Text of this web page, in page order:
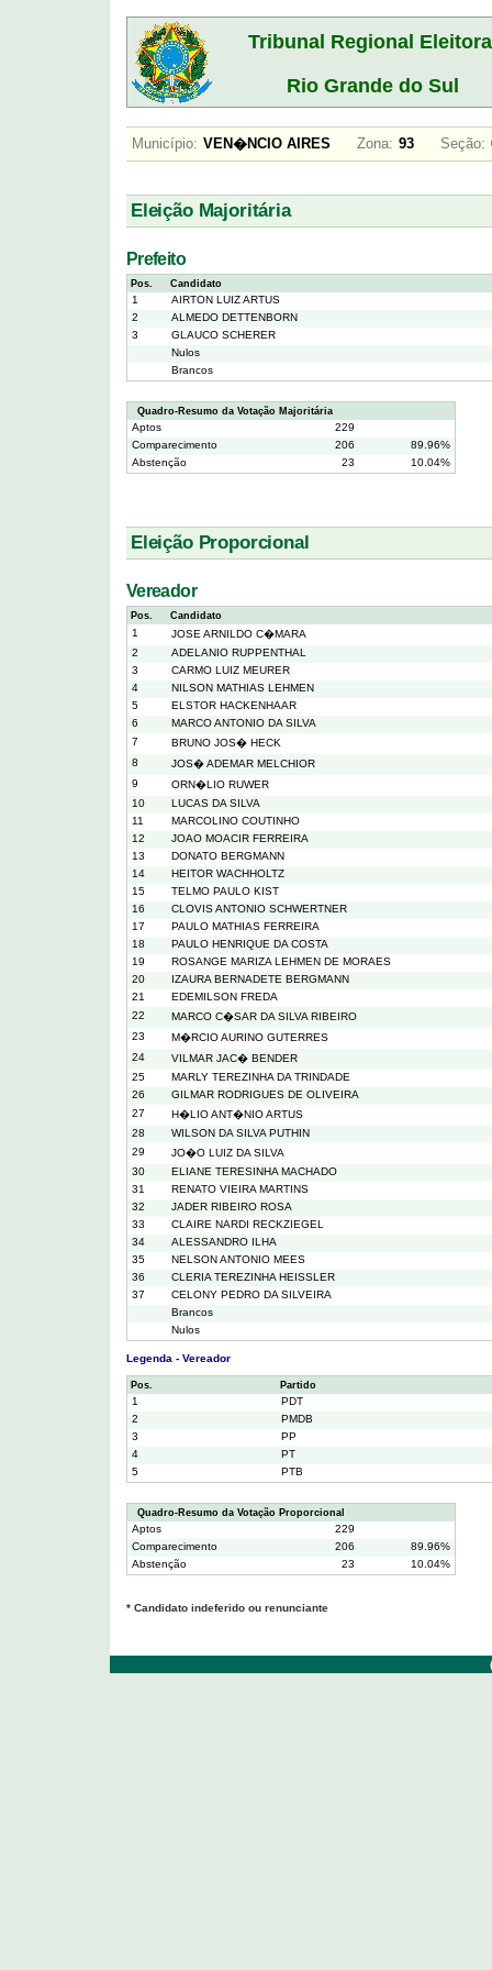
Tribunal Regional
Rio Grande do Sul
Município: VEN�NCIO AIRES Zona: 93 Seção:
Eleição Majoritária
Prefeito
Pos. Candidato
1
AIRTON LUIZ ARTUS
2
ALMEDO DETTENBORN
3
GLAUCO SCHERER
Nulos
Brancos
Quadro-Resumo da Votação Majoritária
Aptos
229
Comparecimento
206
89.96%
Abstenção
23 10.04%
Eleição Proporcional
Vereador
Pos. Candidato
1
JOSE ARNILDO C�MARA
2
ADELANIO RUPPENTHAL
3
CARMO LUIZ MEURER
4
NILSON MATHIAS LEHMEN
5
ELSTOR HACKENHAAR
6
MARCO ANTONIO DA SILVA
7
BRUNO JOS� HECK
8
JOS� ADEMAR MELCHIOR
9
ORN�LIO RUWER
10
LUCAS DA SILVA
11
MARCOLINO COUTINHO
12
JOAO MOACIR FERREIRA
13
DONATO BERGMANN
14
HEITOR WACHHOLTZ
15
TELMO PAULO KIST
16
CLOVIS ANTONIO SCHWERTNER
17
PAULO MATHIAS FERREIRA
18
PAULO HENRIQUE DA COSTA
19
ROSANGE MARIZA LEHMEN DE MORAES
20
IZAURA BERNADETE BERGMANN
21
EDEMILSON FREDA
22
MARCO C�SAR DA SILVA RIBEIRO
23
M�RCIO AURINO GUTERRES
24
VILMAR JAC� BENDER
25
MARLY TEREZINHA DA TRINDADE
26
GILMAR RODRIGUES DE OLIVEIRA
27
H�LIO ANT�NIO ARTUS
28
WILSON DA SILVA PUTHIN
29
JO�O LUIZ DA SILVA
30
ELIANE TERESINHA MACHADO
31
RENATO VIEIRA MARTINS
32
JADER RIBEIRO ROSA
33
CLAIRE NARDI RECKZIEGEL
34
ALESSANDRO ILHA
35
NELSON ANTONIO MEES
36
CLERIA TEREZINHA HEISSLER
37
CELONY PEDRO DA SILVEIRA
Brancos
Nulos
Legenda - Vereador
Pos. Partido
1
PDT
2
PMDB
3
PP
4
PT
5
PTB
Quadro-Resumo da Votação Proporcional
Aptos
229
Comparecimento
206
89.96%
Abstenção
23 10.04%
* Candidato indeferido ou renunciante